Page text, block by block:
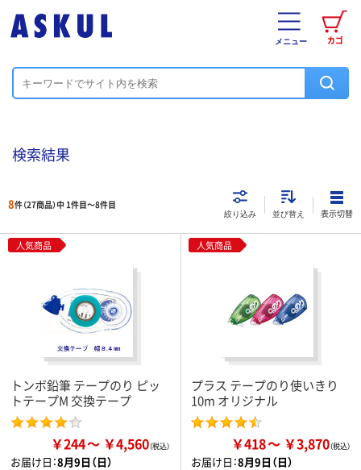
カゴ
メニュー
検索結果
8件（27商品）中 1件目～8件目
絞り込み 並び替え 表示切替
人気商品
トンボ鉛筆 テープのり ピッ
トテープM 交換テープ
￥244 ￥4,560
お届け日：8月9日（日）
人気商品
プラス テープのり使いきり
10m オリジナル
￥418 ￥3,870
お届け日：8月9日（日）